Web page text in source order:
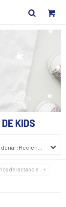
KIDS
Recientes
de lactancia